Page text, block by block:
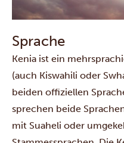
Sprache
Kenia ist ein
(auch Kiswahili oder
beiden offiziellen
sprechen beide
mit Suaheli oder